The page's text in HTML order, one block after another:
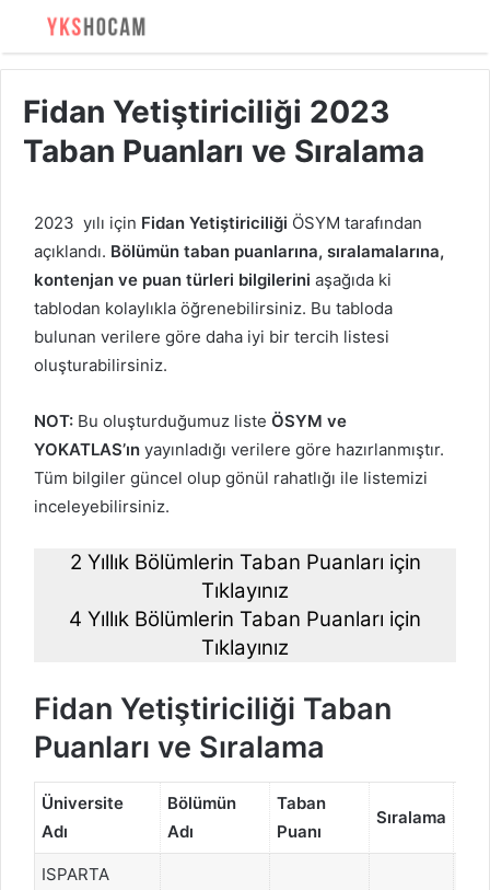
Fidan Yetiştiriciliği 2023
Taban Puanları ve Sıralama
2023 yılı için Fidan Yetiştiriciliği ÖSYM tarafından
açıklandı. Bölümün taban puanlarına, sıralamalarına,
kontenjan ve puan türleri bilgilerini aşağıda ki
tablodan kolaylıkla öğrenebilirsiniz. Bu tabloda
bulunan verilere göre daha iyi bir tercih listesi
oluşturabilirsiniz.
NOT: Bu oluşturduğumuz liste ÖSYM ve
YOKATLAS’ın yayınladığı verilere göre hazırlanmıştır.
Tüm bilgiler güncel olup gönül rahatlığı ile listemizi
inceleyebilirsiniz.
2 Yıllık Bölümlerin Taban Puanları için
Tıklayınız
4 Yıllık Bölümlerin Taban Puanları için
Tıklayınız
Fidan Yetiştiriciliği Taban
Puanları ve Sıralama
Üniversite
Adı
Bölümün
Adı
Taban
Puanı
Sıralama
ISPARTA